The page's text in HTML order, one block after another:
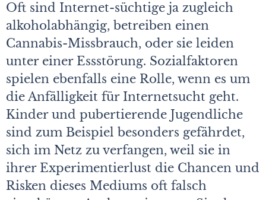
Oft sind Internet-süchtige ja zugleich
alkoholabhängig, betreiben einen
Cannabis-Missbrauch, oder sie leiden
unter einer Essstörung. Sozialfaktoren
spielen ebenfalls eine Rolle, wenn es um
die Anfälligkeit für Internetsucht geht.
Kinder und pubertierende Jugendliche
sind zum Beispiel besonders gefährdet,
sich im Netz zu verfangen, weil sie in
ihrer Experimentierlust die Chancen und
Risken dieses Mediums oft falsch